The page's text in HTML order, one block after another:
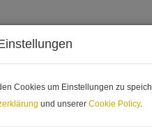
Cookies um Einstellungen zu
und unserer Cookie Policy.